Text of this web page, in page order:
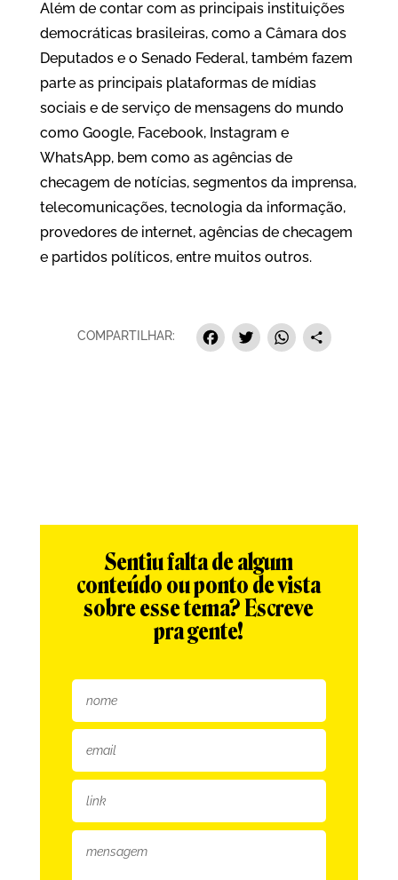
Além de contar com as principais instituições
democráticas brasileiras, como a Câmara dos
Deputados e o Senado Federal, também fazem
parte as principais plataformas de mídias
sociais e de serviço de mensagens do mundo
como Google, Facebook, Instagram e
WhatsApp, bem como as agências de
checagem de notícias, segmentos da imprensa,
telecomunicações, tecnologia da informação,
provedores de internet, agências de checagem
e partidos políticos, entre muitos outros.
COMPARTILHAR: Facebook
Twitter
Sentiu falta de algum
conteúdo ou ponto de vista
sobre esse tema? Escreve
pra gente!